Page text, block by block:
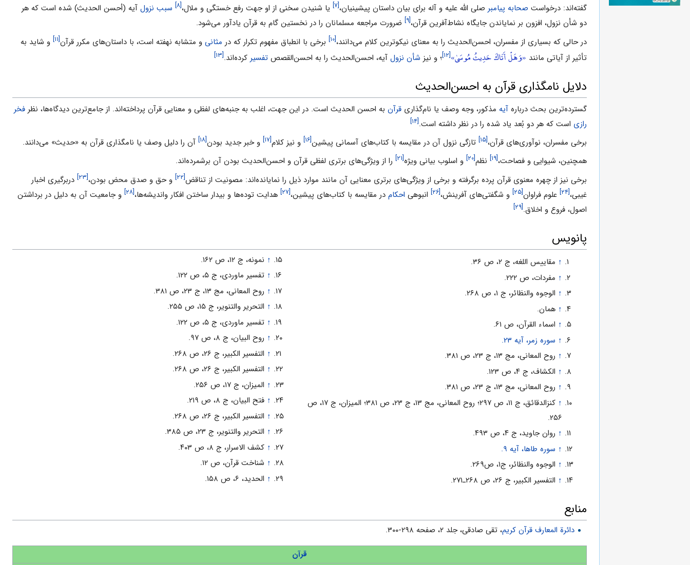
گفته‌اند: درخواست صحابه پیامبر صلى الله علیه و آله براى بیان داستان پیشینیان،[۷] یا شنیدن سخنى از او جهت رفع خستگى و ملال،[۸] سبب نزول آیه (أحسن الحدیث) شده است که هر
دو شأن نزول، افزون بر نمایاندن جایگاه نشاط‌آفرین قرآن،[۹]
ضرورت مراجعه مسلمانان را در نخستین گام به قرآن یادآور مى‌شود.
در ‌حالى ‌که بسیارى از مفسران، احسن‌الحدیث را به ‌معناى نیکوترین کلام مى‌دانند،[۱۰] برخى با انطباق مفهوم تکرار که در مثانى و متشابه نهفته است، با داستان‌هاى مکرر قرآن[۱۱]
و شاید به
تأثیر از آیاتى مانند «وَهَلْ أَتَاكَ حَدِيثُ مُوسَىٰ»[۱۲] ؛ و نیز شأن نزول آیه، احسن‌الحدیث را به احسن‌القصص تفسیر کرده‌اند.[۱۳]
دلایل نامگذاری قرآن به احسن‌الحدیث
گسترده‌ترین بحث درباره آیه مذکور، وجه وصف یا نام‌گذارى قرآن به احسن الحدیث است. در این جهت، اغلب به جنبه‌هاى لفظى و معنایى قرآن پرداخته‌اند. از جامع‌ترین دیدگاه‌ها، نظر فخر
رازى است که هر دو بُعد یاد ‌شده را در نظر داشته‌ است.[۱۴]
برخی مفسران، نوآورى‌های قرآن،[۱۵] تازگى نزول آن در مقایسه با کتاب‌هاى آسمانى پیشین[۱۶] و نیز کلام[۱۷] و خبر جدید بودن[۱۸]
آن را دلیل وصف یا نامگذارى قرآن به «حدیث» مى‌دانند.
همچنین، شیوایى و فصاحت،[۱۹] نظم[۲۰] و اسلوب بیانى ویژه[۲۱]
را از ویژگى‌هاى برترى لفظى قرآن و احسن‌الحدیث بودن آن برشمرده‌اند.
برخی نیز از چهره معنوى قرآن پرده برگرفته و برخى از ویژگى‌هاى برترى معنایى آن مانند موارد ذیل را نمایانده‌اند: مصونیت از تناقض[۲۲] و حق و صدق محض بودن،[۲۳]
دربرگیرى اخبار
غیبى،[۲۴] علوم فراوان[۲۵] و شگفتى‌هاى آفرینش،[۲۶] انبوهى احکام در مقایسه با کتاب‌هاى پیشین،[۲۷] هدایت توده‌ها و بیدار ساختن افکار واندیشه‌ها،[۲۸]
و جامعیت آن به ‌دلیل در برداشتن
اصول، فروع و اخلاق.[۲۹]
پانویس
↑ مقاییس اللغه، ج‌ ۲، ص‌ ۳۶.
↑ مفردات، ص‌ ۲۲۲.
↑ الوجوه والنظائر، ج‌ ۱، ص‌ ۲۶۸.
↑ همان.
↑ اسماء القرآن، ص‌ ۶۱.
↑ سوره زمر، آیه ۲۳.
↑ روح المعانى، مج‌ ۱۳، ج‌ ۲۳، ص‌ ۳۸۱.
↑ الکشاف، ج‌ ۴، ص‌ ۱۲۳.
↑ روح المعانى، مج‌ ۱۳، ج‌ ۲۳، ص‌ ۳۸۱.
↑
کنزالدقائق، ج‌ ۱۱، ص‌ ۲۹۷؛ روح المعانى، مج‌ ۱۳، ج ‌۲۳، ص ۳۸۱؛ المیزان، ج‌ ۱۷، ص‌
۲۵۶.
↑ روان جاوید، ج‌ ۴، ص‌ ۴۹۳.
↑ سوره طاها، آیه ۹.
↑ الوجوه والنظائر، ج‌۱، ص‌۲۶۹.
↑ التفسیر الکبیر، ج‌ ۲۶، ص‌ ۲۶۸‌ـ‌۲۷۱.
↑ نمونه، ج‌ ۱۲، ص‌ ۱۶۲.
↑ تفسیر ماوردى، ج‌ ۵، ص‌ ۱۲۲.
↑ روح المعانى، مج‌ ۱۳، ج‌ ۲۳، ص ‌۳۸۱.
↑ التحریر والتنویر، ج‌ ۱۵، ص‌ ۲۵۵.
↑ تفسیر ماوردى، ج‌ ۵، ص‌ ۱۲۲.
↑ روح البیان، ج‌ ۸، ص‌ ۹۷.
↑ التفسیر الکبیر، ج‌ ۲۶، ص‌ ۲۶۸.
↑ التفسیر الکبیر، ج‌ ۲۶، ص ‌۲۶۸.
↑ المیزان، ج ‌۱۷، ص‌ ۲۵۶.
↑ فتح البیان، ج‌ ۸، ص‌ ۲۱۹.
↑ التفسیر الکبیر، ج‌ ۲۶، ص‌ ۲۶۸.
↑ التحریر والتنویر، ج‌ ۲۳، ص‌ ۳۸۵.
↑ کشف الاسرار، ج‌ ۸، ص‌ ۴۰۳.
↑ شناخت قرآن، ص‌ ۱۲.
↑ الحدید، ۶، ص‌ ۱۵۸.
منابع
دائرة المعارف قرآن کریم، تقى صادقی، جلد ۲، صفحه ۲۹۸-۳۰۰.
قرآن